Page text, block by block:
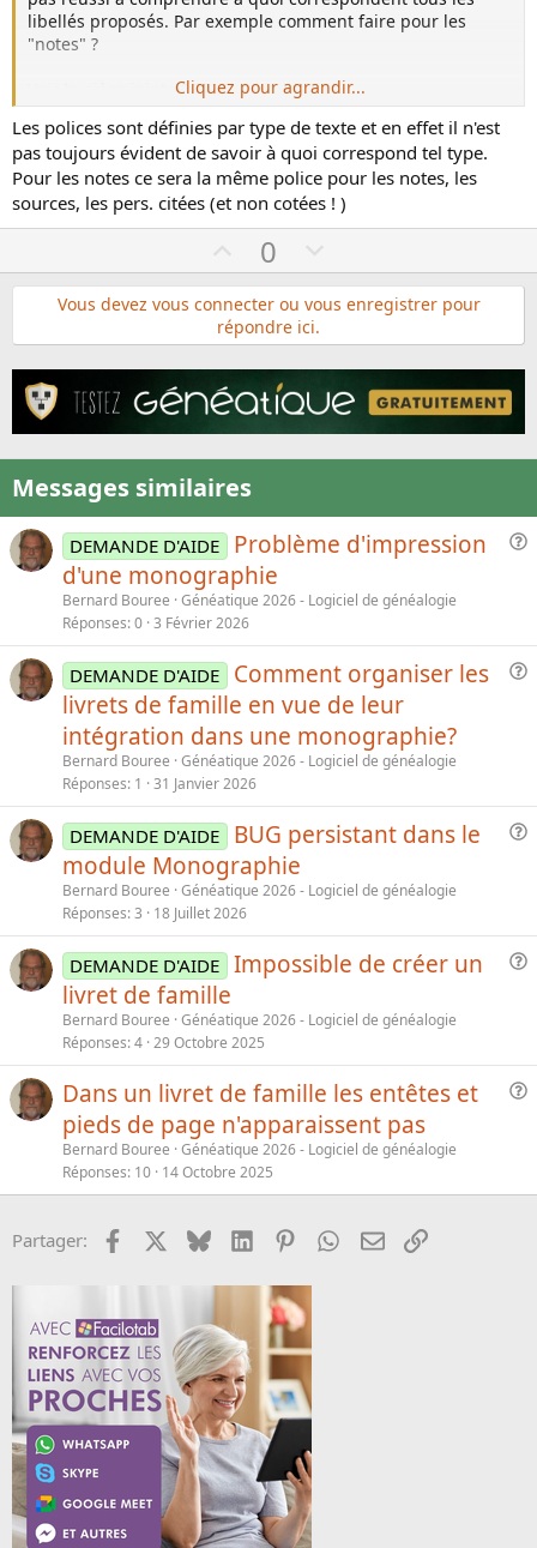
libellés proposés. Par exemple comment faire pour les
"notes" ?
Voir la pièce jointe 30525Cliquez pour agrandir...
Les polices sont définies par type de texte et en effet il n'est
pas toujours évident de savoir à quoi correspond tel type.
Pour les notes ce sera la même police pour les notes, les
sources, les pers. citées (et non cotées ! )
U
p
v
o
t
e
0
o
w
n
v
o
t
e
Vous devez vous connecter ou vous enregistrer pour
répondre ici.
Messages similaires
t
i
DEMANDE D'AIDE
Problème d'impression
d'une monographie
Bernard Bouree Généatique 2026 - Logiciel de généalogie
Réponses 0 3 Février 2026
DEMANDE D'AIDE
Comment organiser les
livrets de famille en vue de leur
intégration dans une monographie?
Bernard Bouree Généatique 2026 - Logiciel de généalogie
Réponses 1 31 Janvier 2026
t
i
DEMANDE D'AIDE
BUG persistant dans le
module Monographie
Bernard Bouree Généatique 2026 - Logiciel de généalogie
Réponses 3 18 Juillet 2026
t
i
DEMANDE D'AIDE Impossible de créer un
livret de famille
Bernard Bouree Généatique 2026 - Logiciel de généalogie
Réponses 4 29 Octobre 2025
t
Dans un livret de famille les entêtes et
pieds de page n'apparaissent pas
Bernard Bouree Généatique 2026 - Logiciel de généalogie
Réponses 10 14 Octobre 2025
Partager: Facebook BlueskyLinkedInPinterestWhatsApp
EmailLien